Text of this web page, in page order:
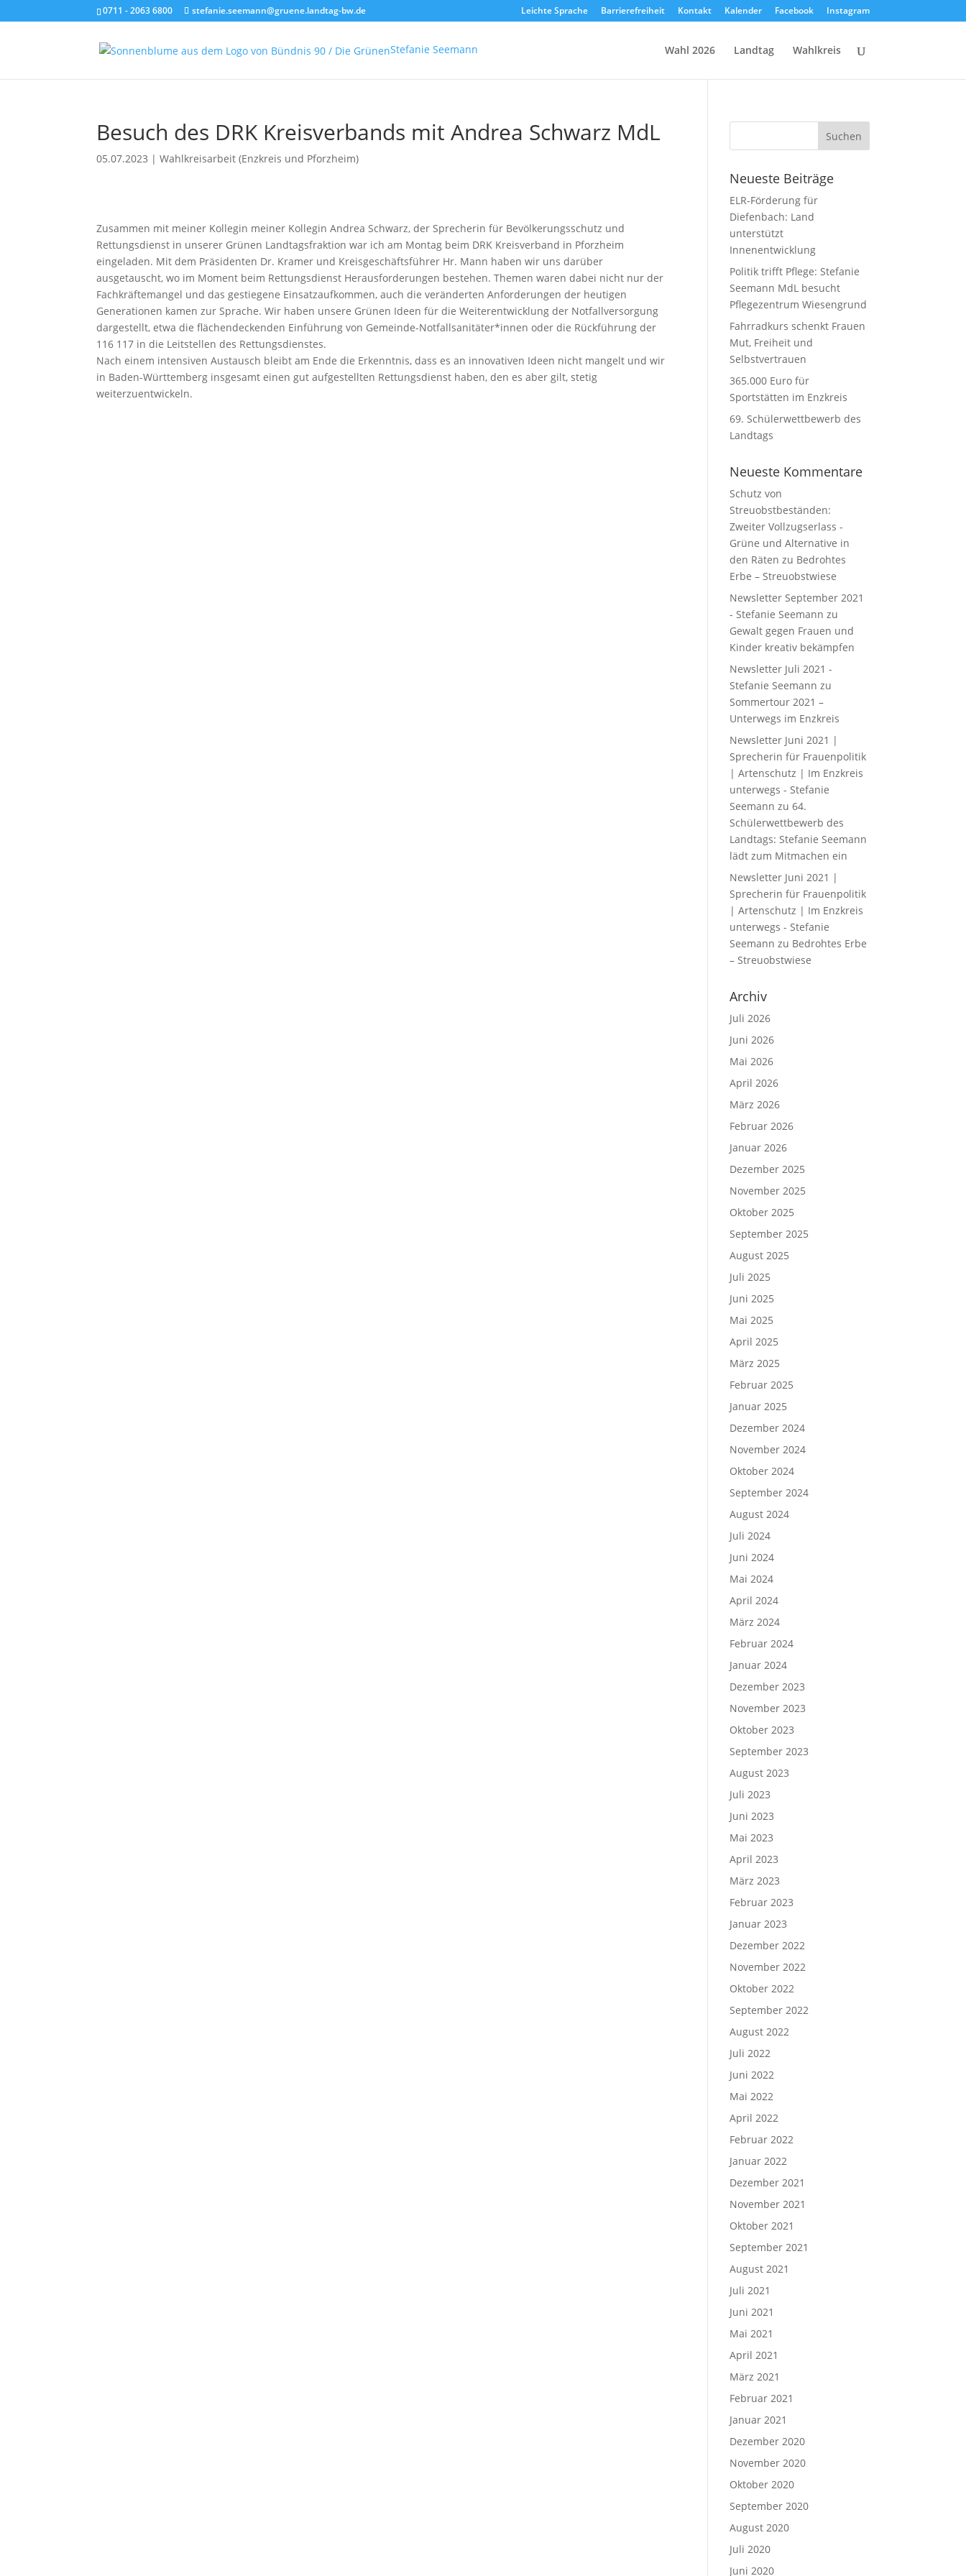
0711 - 2063 6800 stefanie.seemann@gruene.landtag-bw.de Leichte Sprache Barrierefreiheit Kontakt Kalender Facebook Instagram
Stefanie Seemann Wahl 2026 Landtag Wahlkreis
Besuch des DRK Kreisverbands mit Andrea Schwarz MdL
05.07.2023 |Wahlkreisarbeit (Enzkreis und Pforzheim)
Zusammen mit meiner Kollegin meiner Kollegin Andrea Schwarz, der Sprecherin für Bevölkerungsschutz und
Rettungsdienst in unserer Grünen Landtagsfraktion war ich am Montag beim DRK Kreisverband in Pforzheim
eingeladen. Mit dem Präsidenten Dr. Kramer und Kreisgeschäftsführer Hr. Mann haben wir uns darüber
ausgetauscht, wo im Moment beim Rettungsdienst Herausforderungen bestehen. Themen waren dabei nicht nur der
Fachkräftemangel und das gestiegene Einsatzaufkommen, auch die veränderten Anforderungen der heutigen
Generationen kamen zur Sprache. Wir haben unsere Grünen Ideen für die Weiterentwicklung der Notfallversorgung
dargestellt, etwa die flächendeckenden Einführung von Gemeinde-Notfallsanitäter*innen oder die Rückführung der
116 117 in die Leitstellen des Rettungsdienstes.
Nach einem intensiven Austausch bleibt am Ende die Erkenntnis, dass es an innovativen Ideen nicht mangelt und wir
in Baden-Württemberg insgesamt einen gut aufgestellten Rettungsdienst haben, den es aber gilt, stetig
weiterzuentwickeln.
Neueste Beiträge
ELR-Förderung für
Diefenbach: Land
unterstützt
Innenentwicklung
Politik trifft Pflege: Stefanie
Seemann MdL besucht
Pflegezentrum Wiesengrund
Fahrradkurs schenkt Frauen
Mut, Freiheit und
Selbstvertrauen
365.000 Euro für
Sportstätten im Enzkreis
69. Schülerwettbewerb des
Landtags
Neueste Kommentare
Schutz von
Streuobstbeständen:
Zweiter Vollzugserlass -
Grüne und Alternative in
den Räten zu Bedrohtes
Erbe – Streuobstwiese
Newsletter September 2021
- Stefanie Seemann zu
Gewalt gegen Frauen und
Kinder kreativ bekämpfen
Newsletter Juli 2021 -
Stefanie Seemann zu
Sommertour 2021 –
Unterwegs im Enzkreis
Newsletter Juni 2021 |
Sprecherin für Frauenpolitik
| Artenschutz | Im Enzkreis
unterwegs - Stefanie
Seemann zu64.
Schülerwettbewerb des
Landtags: Stefanie Seemann
lädt zum Mitmachen ein
Newsletter Juni 2021 |
Sprecherin für Frauenpolitik
| Artenschutz | Im Enzkreis
unterwegs - Stefanie
Seemann zu Bedrohtes Erbe
– Streuobstwiese
Archiv
Juli 2026
Juni 2026
Mai 2026
April 2026
März 2026
Februar 2026
Januar 2026
Dezember 2025
November 2025
Oktober 2025
September 2025
August 2025
Juli 2025
Juni 2025
Mai 2025
April 2025
März 2025
Februar 2025
Januar 2025
Dezember 2024
November 2024
Oktober 2024
September 2024
August 2024
Juli 2024
Juni 2024
Mai 2024
April 2024
März 2024
Februar 2024
Januar 2024
Dezember 2023
November 2023
Oktober 2023
September 2023
August 2023
Juli 2023
Juni 2023
Mai 2023
April 2023
März 2023
Februar 2023
Januar 2023
Dezember 2022
November 2022
Oktober 2022
September 2022
August 2022
Juli 2022
Juni 2022
Mai 2022
April 2022
Februar 2022
Januar 2022
Dezember 2021
November 2021
Oktober 2021
September 2021
August 2021
Juli 2021
Juni 2021
Mai 2021
April 2021
März 2021
Februar 2021
Januar 2021
Dezember 2020
November 2020
Oktober 2020
September 2020
August 2020
Juli 2020
Juni 2020